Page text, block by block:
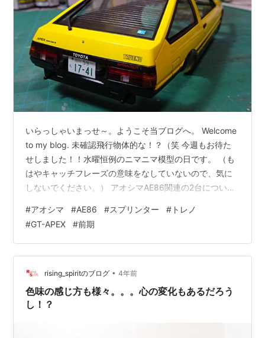
いらっしゃいまっせ～。ようこそ当ブログへ。 Welcome
to my blog. 未確認飛行物体的な！？（笑 今週もお待た
せしました！！水曜恒例のニマニマ模型の日です。 （も
はやキャッチフレーズの意味をなしていないので、気に
しないでください。） アオシマAE86関連の2台について
ては先週「完了」を宣言させて頂きました。 リヤワイパ
ーを取り払った様子を再現しようと軽い気持ちで取り組
みましたが、「軸のみ」の状態を再現するのに思いのほ
か苦労しました（細すぎ：笑 ※単に「リヤワイパーを付
けない」というだけではキットの関係上「穴」になっち
ゃうので。。…
#アオシマ #AE86 #スプリンター # トレノ
#GT-APEX #前期
rising_spiritのブログ • 4年前
色味の感じ方も様々。。。心の変化もあるだろう
し！？